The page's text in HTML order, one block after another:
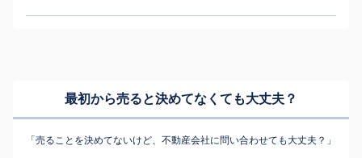
最初から売ると決めてなくても大丈夫？
「売ることを決めてないけど、不動産会社に問い合わせても大丈夫？」